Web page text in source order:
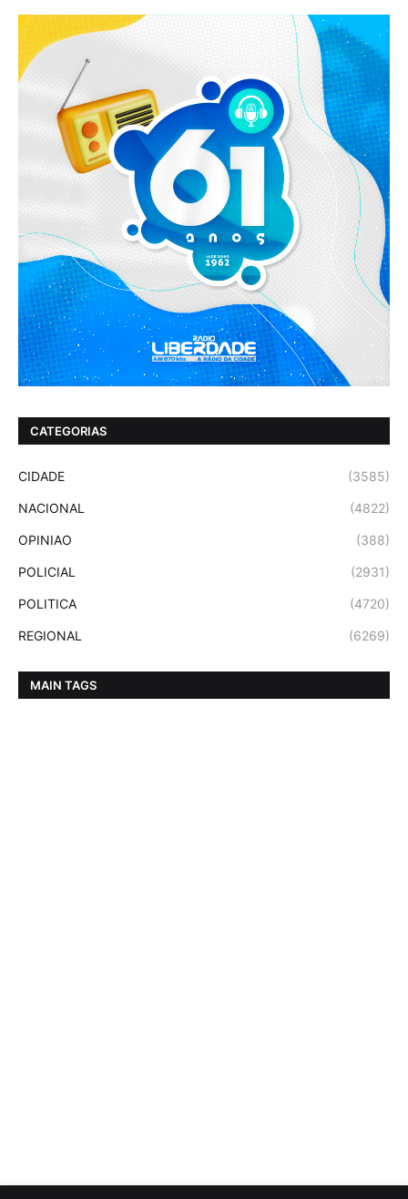
CATEGORIAS
CIDADE (3585)
NACIONAL (4822)
OPINIAO (388)
POLICIAL (2931)
POLITICA (4720)
REGIONAL (6269)
MAIN TAGS